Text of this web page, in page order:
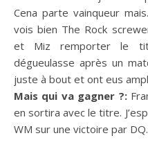
Cena parte vainqueur
vois bien The Rock
et Miz remporter le
dégueulasse après un
juste à bout et ont eus
Mais qui va gagner ?:
en sortira avec le titre.
WM sur une victoire par